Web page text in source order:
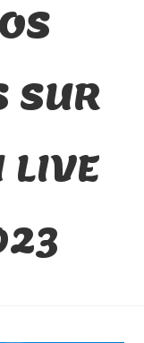
SUR
LIVE